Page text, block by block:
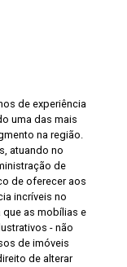
de experiência
uma das mais
na região.
atuando no
de
de oferecer aos
incríveis no
as mobílias e
- não
de imóveis
de alterar